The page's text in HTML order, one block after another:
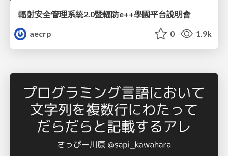
輻射安全管理系統2.0暨輻防e++學園平台說明會
aecrp
0 1.9k